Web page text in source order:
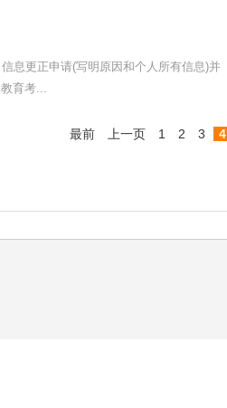
息更正申请(写明原因和个人所有信息)并
育考...
最前 上一页 1 2 3 4